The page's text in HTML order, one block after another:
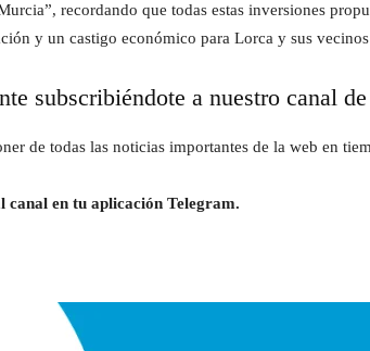
recordando que todas estas inversiones
y un castigo económico para Lorca y sus
subscribiéndote a nuestro canal
de todas las noticias importantes de la web en
canal en tu aplicación Telegram.